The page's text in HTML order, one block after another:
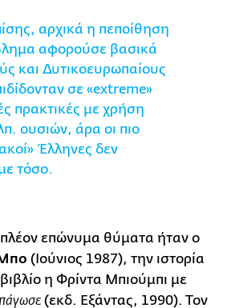
αρχικά η πεποίθηση
αφορούσε βασικά
και Δυτικοευρωπαίους
σε «extreme»
πρακτικές με χρήση
ουσιών, άρα οι πιο
Έλληνες δεν
τόσο.
επώνυμα θύματα ήταν ο
(Ιούνιος 1987), την ιστορία
η Φρίντα Μπιούμπι με
(εκδ. Εξάντας, 1990). Τον